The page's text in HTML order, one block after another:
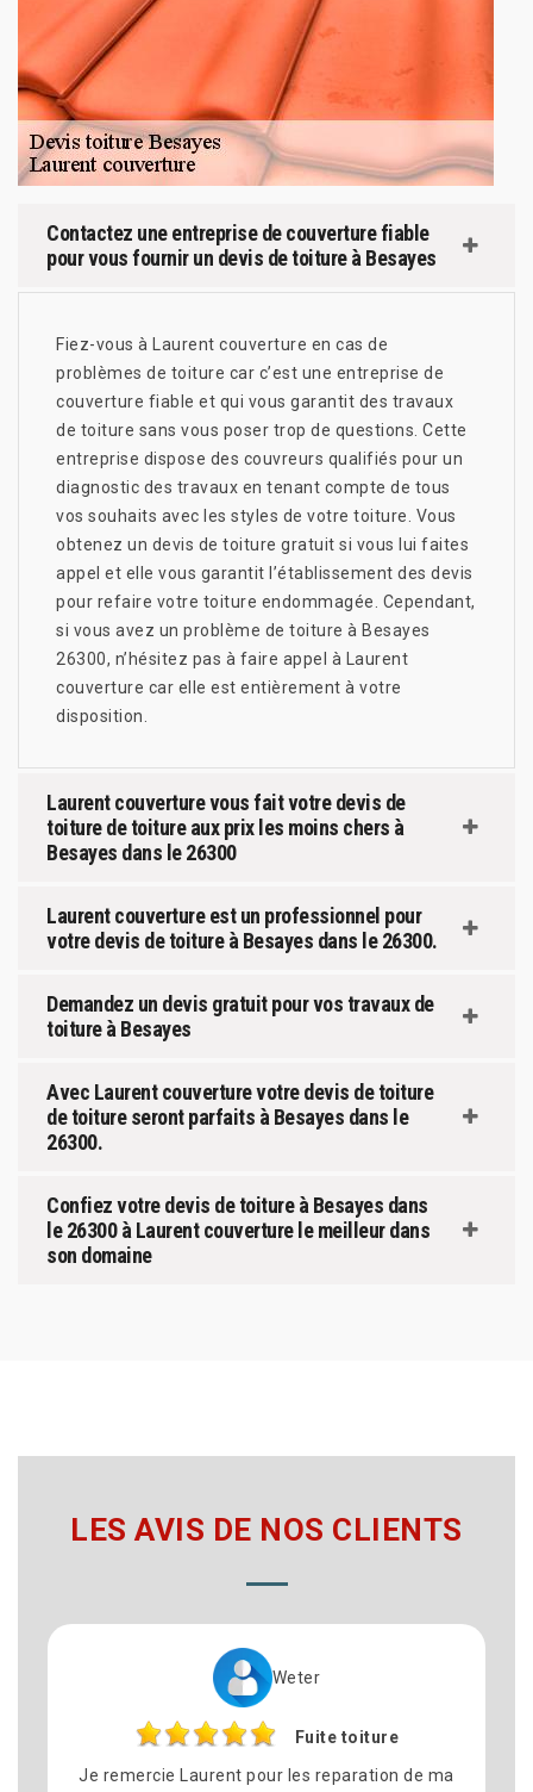
Contactez une entreprise de couverture fiable
pour vous fournir un devis de toiture à Besayes
Fiez-vous à Laurent couverture en cas de
problèmes de toiture car c’est une entreprise de
couverture fiable et qui vous garantit des travaux
de toiture sans vous poser trop de questions. Cette
entreprise dispose des couvreurs qualifiés pour un
diagnostic des travaux en tenant compte de tous
vos souhaits avec les styles de votre toiture. Vous
obtenez un devis de toiture gratuit si vous lui faites
appel et elle vous garantit l’établissement des devis
pour refaire votre toiture endommagée. Cependant,
si vous avez un problème de toiture à Besayes
26300, n’hésitez pas à faire appel à Laurent
couverture car elle est entièrement à votre
disposition.
Laurent couverture vous fait votre devis de
toiture de toiture aux prix les moins chers à
Besayes dans le 26300
Laurent couverture est un professionnel pour
votre devis de toiture à Besayes dans le 26300.
Demandez un devis gratuit pour vos travaux de
toiture à Besayes
Avec Laurent couverture votre devis de toiture
de toiture seront parfaits à Besayes dans le
26300.
Confiez votre devis de toiture à Besayes dans
le 26300 à Laurent couverture le meilleur dans
son domaine
LES AVIS DE NOS CLIENTS
Weter
Fuite toiture
Je remercie Laurent pour les reparation de ma